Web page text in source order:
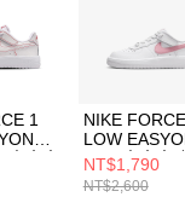
1
大童
NIKE
LOW
(PS) 中大童
鞋 IH4498115
NT$1,790
NT$2,600